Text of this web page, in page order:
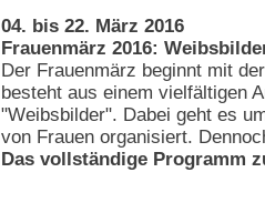
04. bis 22. März 2016
Frauenmärz 2016:
Der Frauenmärz beginnt mit
besteht aus einem vielfältigen
"Weibsbilder". Dabei geht es
von Frauen organisiert.
Das vollständige Programm